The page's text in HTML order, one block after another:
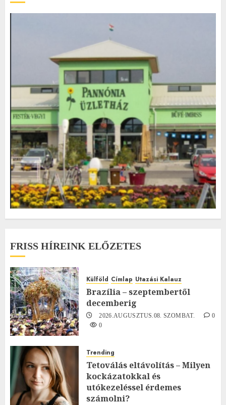
FRISS HÍREINK ELŐZETES
Külföld Címlap Utazási Kalauz
Brazília – szeptembertől
decemberig
2026.AUGUSZTUS.08. SZOMBAT.
0
0
Trending
Tetoválás eltávolítás – Milyen
kockázatokkal és
utókezeléssel érdemes
számolni?